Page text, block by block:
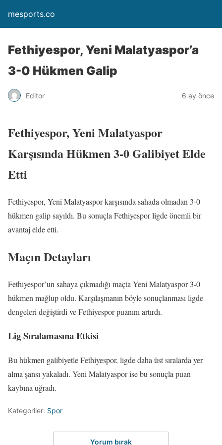
mesports.co
Fethiyespor, Yeni Malatyaspor’a
3-0 Hükmen Galip
Editor 6 ay önce
Fethiyespor, Yeni Malatyaspor
Karşısında Hükmen 3-0 Galibiyet Elde
Etti
Fethiyespor, Yeni Malatyaspor karşısında sahada olmadan 3-0
hükmen galip sayıldı. Bu sonuçla Fethiyespor ligde önemli bir
avantaj elde etti.
Maçın Detayları
Fethiyespor’un sahaya çıkmadığı maçta Yeni Malatyaspor 3-0
hükmen mağlup oldu. Karşılaşmanın böyle sonuçlanması ligde
dengeleri değiştirdi ve Fethiyespor puanını artırdı.
Lig Sıralamasına Etkisi
Bu hükmen galibiyetle Fethiyespor, ligde daha üst sıralarda yer
alma şansı yakaladı. Yeni Malatyaspor ise bu sonuçla puan
kaybına uğradı.
Kategoriler: Spor
Yorum bırak